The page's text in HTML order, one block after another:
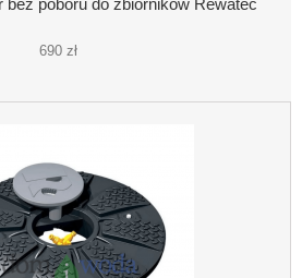
bez poboru do zbiorników Rewatec
690 zł